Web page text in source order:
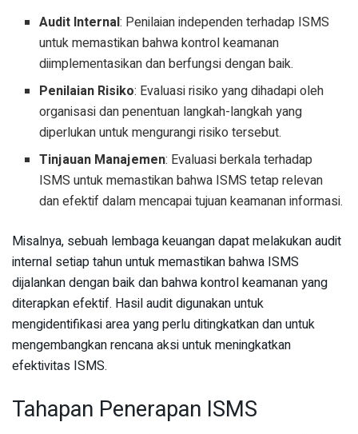
Audit Internal: Penilaian independen terhadap ISMS
untuk memastikan bahwa kontrol keamanan
diimplementasikan dan berfungsi dengan baik.
Penilaian Risiko: Evaluasi risiko yang dihadapi oleh
organisasi dan penentuan langkah-langkah yang
diperlukan untuk mengurangi risiko tersebut.
Tinjauan Manajemen: Evaluasi berkala terhadap
ISMS untuk memastikan bahwa ISMS tetap relevan
dan efektif dalam mencapai tujuan keamanan informasi.
Misalnya, sebuah lembaga keuangan dapat melakukan audit
internal setiap tahun untuk memastikan bahwa ISMS
dijalankan dengan baik dan bahwa kontrol keamanan yang
diterapkan efektif. Hasil audit digunakan untuk
mengidentifikasi area yang perlu ditingkatkan dan untuk
mengembangkan rencana aksi untuk meningkatkan
efektivitas ISMS.
Tahapan Penerapan ISMS